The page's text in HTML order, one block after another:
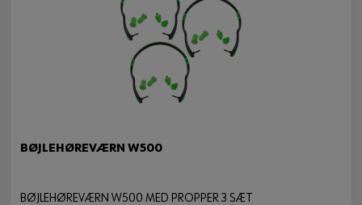
BØJLEHØREVÆRN W500
BØJLEHØREVÆRN W500 MED PROPPER 3 SÆT